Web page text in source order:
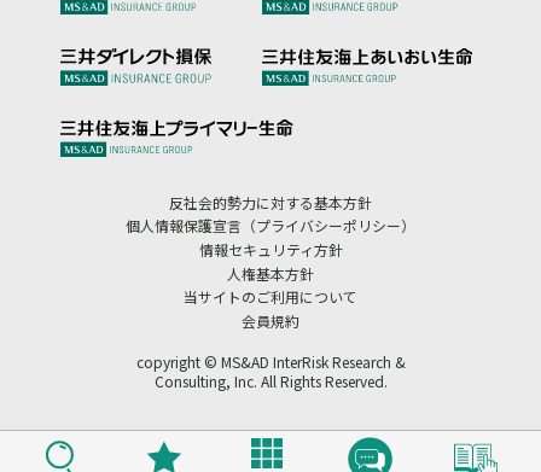
反社会的勢力に対する基本方針
個人情報保護宣言（プライバシーポリシー）
情報セキュリティ方針
人権基本方針
当サイトのご利用について
会員規約
copyright © MS&AD InterRisk Research &
Consulting, Inc. All Rights Reserved.